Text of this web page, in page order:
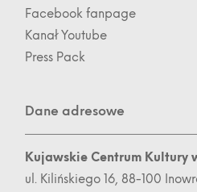
Facebook fanpage
Kanał Youtube
Press Pack
Dane adresowe
Kujawskie Centrum Kultury
ul. Kilińskiego 16, 88-100